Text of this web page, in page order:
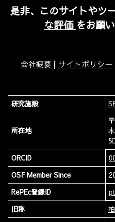
是非、このサイトやツ
な評価 をお願
会社概要 | サイトポリシー
研究施設
所在地
ORCID
OSF Member Since
RePEc登録ID
旧称